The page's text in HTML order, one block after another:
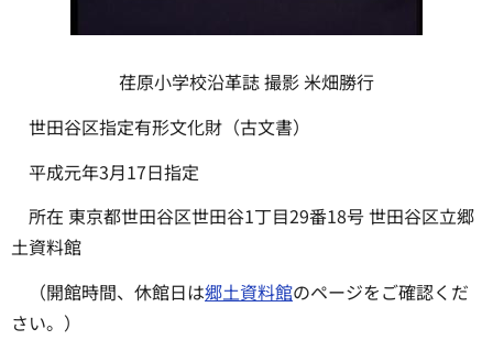
荏原小学校沿革誌 撮影 米畑勝行
世田谷区指定有形文化財（古文書）
平成元年3月17日指定
所在 東京都世田谷区世田谷1丁目29番18号 世田谷区立郷
土資料館
（開館時間、休館日は郷土資料館のページをご確認くだ
さい。）